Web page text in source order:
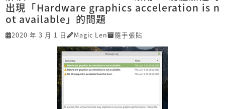
出現「Hardware graphics acceleration is n
ot available」的問題
2020 年 3 月 1 日 Magic Len 隨手張貼